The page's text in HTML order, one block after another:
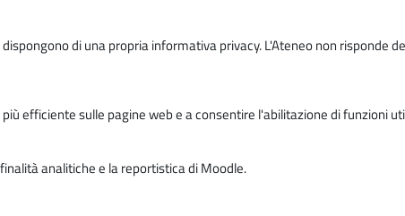
di una propria informativa privacy. L'Ateneo non risponde
efficiente sulle pagine web e a consentire l'abilitazione di funzioni
analitiche e la reportistica di Moodle.